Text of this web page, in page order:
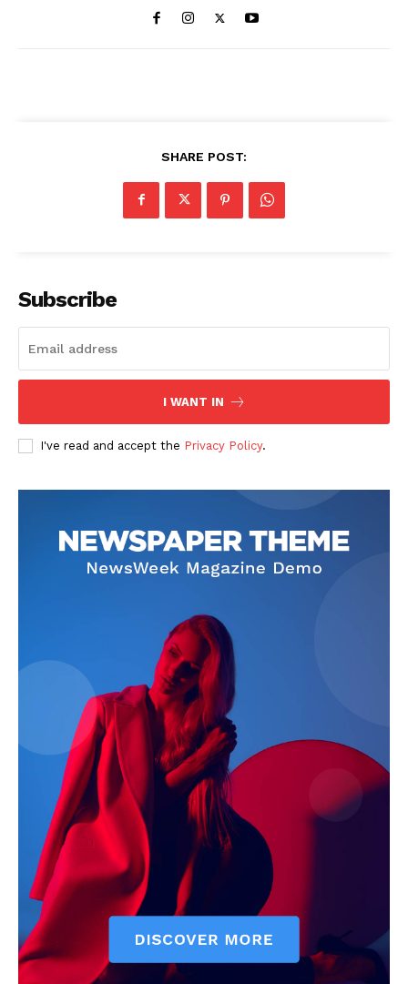
SHARE POST:
Subscribe
I WANT IN
I've read and accept the Privacy Policy.